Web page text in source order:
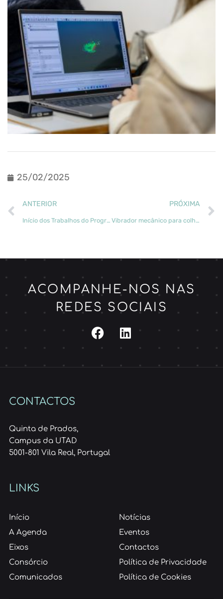
25/02/2025
ANTERIOR
Início dos Trabalhos do Programa de Valorização e Exploração dos Resultados da Agenda transForm
PRÓXIMA
Vibrador mecânico para colheita de pinhas aumenta eficiência e sustentabilidade
ACOMPANHE-NOS NAS
REDES SOCIAIS
CONTACTOS
Quinta de Prados,
Campus da UTAD
5001-801 Vila Real, Portugal
LINKS
Início
A Agenda
Eixos
Consórcio
Comunicados
Notícias
Eventos
Contactos
Política de Privacidade
Política de Cookies